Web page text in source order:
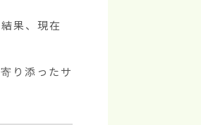
果、現在
り添ったサ